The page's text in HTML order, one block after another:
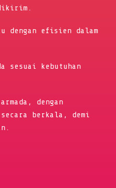
dengan efisien dalam
sesuai kebutuhan
dengan
secara berkala, demi